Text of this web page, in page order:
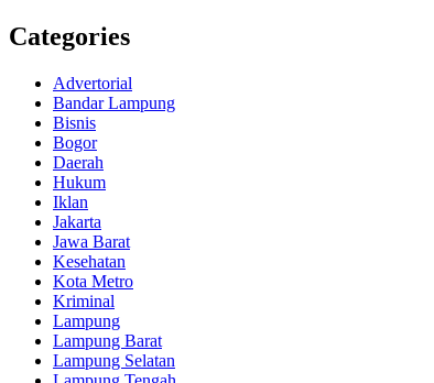
Categories
Advertorial
Bandar Lampung
Bisnis
Bogor
Daerah
Hukum
Iklan
Jakarta
Jawa Barat
Kesehatan
Kota Metro
Kriminal
Lampung
Lampung Barat
Lampung Selatan